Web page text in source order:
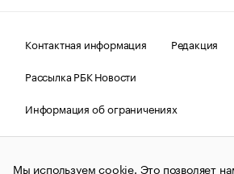
Контактная информация
Редакция
Рассылка РБК Новости
Информация об ограничениях
Правовая информация
О
© АО «РОСБИЗНЕСКОНСАЛТИНГ»,
Мы используем cookie. Это позволяет